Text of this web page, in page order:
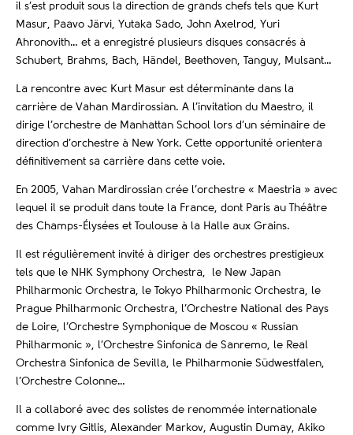
il s’est produit sous la direction de grands chefs tels que Kurt
Masur, Paavo Järvi, Yutaka Sado, John Axelrod, Yuri
Ahronovith… et a enregistré plusieurs disques consacrés à
Schubert, Brahms, Bach, Händel, Beethoven, Tanguy, Mulsant…
La rencontre avec Kurt Masur est déterminante dans la
carrière de Vahan Mardirossian. A l’invitation du Maestro, il
dirige l’orchestre de Manhattan School lors d’un séminaire de
direction d’orchestre à New York. Cette opportunité orientera
définitivement sa carrière dans cette voie.
En 2005, Vahan Mardirossian crée l’orchestre « Maestria » avec
lequel il se produit dans toute la France, dont Paris au Théâtre
des Champs-Élysées et Toulouse à la Halle aux Grains.
Il est régulièrement invité à diriger des orchestres prestigieux
tels que le NHK Symphony Orchestra, le New Japan
Philharmonic Orchestra, le Tokyo Philharmonic Orchestra, le
Prague Philharmonic Orchestra, l’Orchestre National des Pays
de Loire, l’Orchestre Symphonique de Moscou « Russian
Philharmonic », l’Orchestre Sinfonica de Sanremo, le Real
Orchestra Sinfonica de Sevilla, le Philharmonie Südwestfalen,
l’Orchestre Colonne…
Il a collaboré avec des solistes de renommée internationale
comme Ivry Gitlis, Alexander Markov, Augustin Dumay, Akiko